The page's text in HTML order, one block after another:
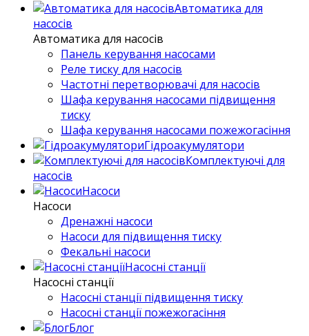
Автоматика для
насосів
Автоматика для насосів
Панель керування насосами
Реле тиску для насосів
Частотні перетворювачі для насосів
Шафа керування насосами підвищення
тиску
Шафа керування насосами пожежогасіння
Гідроакумулятори
Комплектуючі для
насосів
Насоси
Насоси
Дренажні насоси
Насоси для підвищення тиску
Фекальні насоси
Насосні станції
Насосні станції
Насосні станції підвищення тиску
Насосні станції пожежогасіння
Блог